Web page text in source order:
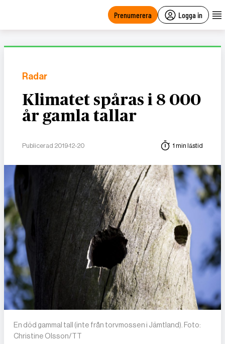
Prenumerera Logga in
Radar
Klimatet spåras i 8 000
år gamla tallar
Publicerad 2019-12-20 1 min lästid
En död gammal tall (inte från torvmossen i Jämtland). Foto:
Christine Olsson/TT